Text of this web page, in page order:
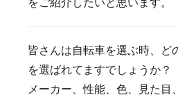
をご紹介したいと思います。
皆さんは自転車を選ぶ時、ど
を選ばれてますでしょうか？
メーカー、性能、色、見た目